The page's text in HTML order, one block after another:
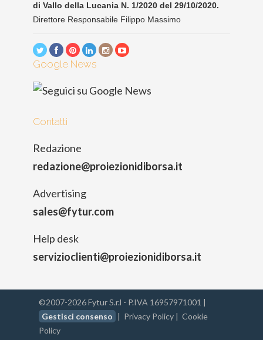
di Vallo della Lucania N. 1/2020 del 29/10/2020.
Direttore Responsabile Filippo Massimo
Google News
Contatti
Redazione
redazione@proiezionidiborsa.it
Advertising
sales@fytur.com
Help desk
servizioclienti@proiezionidiborsa.it
©2007-2026 Fytur S.r.l - P.IVA 16957971001 |
Gestisci consenso | Privacy Policy | Cookie
Policy